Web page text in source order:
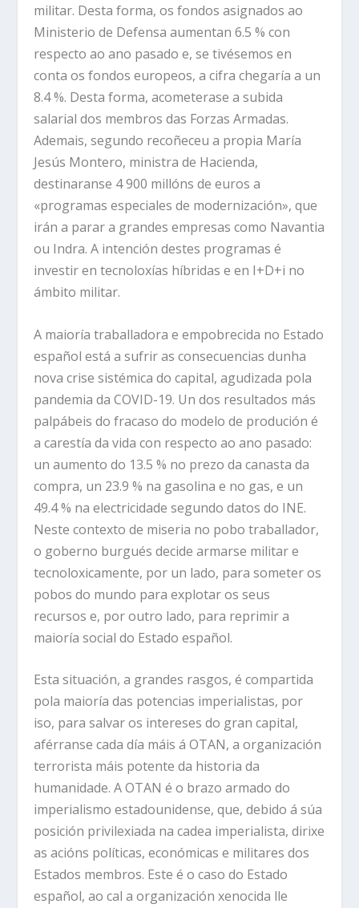
militar. Desta forma, os fondos asignados ao
Ministerio de Defensa aumentan 6.5 % con
respecto ao ano pasado e, se tivésemos en
conta os fondos europeos, a cifra chegaría a un
8.4 %. Desta forma, acometerase a subida
salarial dos membros das Forzas Armadas.
Ademais, segundo recoñeceu a propia María
Jesús Montero, ministra de Hacienda,
destinaranse 4 900 millóns de euros a
«programas especiales de modernización», que
irán a parar a grandes empresas como Navantia
ou Indra. A intención destes programas é
investir en tecnoloxías híbridas e en I+D+i no
ámbito militar.
A maioría traballadora e empobrecida no Estado
español está a sufrir as consecuencias dunha
nova crise sistémica do capital, agudizada pola
pandemia da COVID-19. Un dos resultados más
palpábeis do fracaso do modelo de produción é
a carestía da vida con respecto ao ano pasado:
un aumento do 13.5 % no prezo da canasta da
compra, un 23.9 % na gasolina e no gas, e un
49.4 % na electricidade segundo datos do INE.
Neste contexto de miseria no pobo traballador,
o goberno burgués decide armarse militar e
tecnoloxicamente, por un lado, para someter os
pobos do mundo para explotar os seus
recursos e, por outro lado, para reprimir a
maioría social do Estado español.
Esta situación, a grandes rasgos, é compartida
pola maioría das potencias imperialistas, por
iso, para salvar os intereses do gran capital,
aférranse cada día máis á OTAN, a organización
terrorista máis potente da historia da
humanidade. A OTAN é o brazo armado do
imperialismo estadounidense, que, debido á súa
posición privilexiada na cadea imperialista, dirixe
as acións políticas, económicas e militares dos
Estados membros. Este é o caso do Estado
español, ao cal a organización xenocida lle